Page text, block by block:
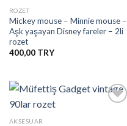
Ekle
ROZET
Mickey mouse – Minnie mouse –
Aşk yaşayan Disney fareler – 2li
rozet
400,00
AKSESUAR